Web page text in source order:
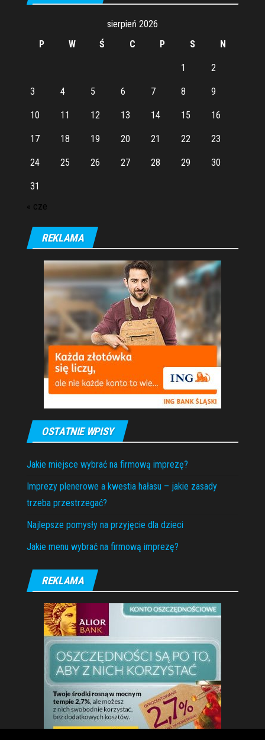
sierpień 2026
P
W Ś C P S N
1 2
3 4 5 6 7 8 9
10 11 12 13 14 15 16
17 18 19 20 21 22 23
24 25 26 27 28 29 30
31
« cze
REKLAMA
OSTATNIE WPISY
Jakie miejsce wybrać na firmową imprezę?
Imprezy plenerowe a kwestia hałasu – jakie zasady
trzeba przestrzegać?
Najlepsze pomysły na przyjęcie dla dzieci
Jakie menu wybrać na firmową imprezę?
REKLAMA